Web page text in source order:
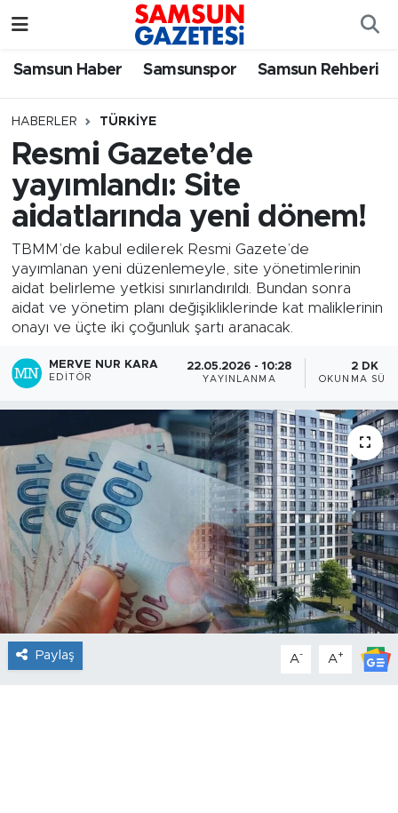
Samsun Haber Samsunspor Samsun Rehberi
HABERLER TÜRKIYE
Resmi Gazete’de
yayımlandı: Site
aidatlarında yeni dönem!
TBMM’de kabul edilerek Resmi Gazete’de
yayımlanan yeni düzenlemeyle, site yönetimlerinin
aidat belirleme yetkisi sınırlandırıldı. Bundan sonra
aidat ve yönetim planı değişikliklerinde kat maliklerinin
onayı ve üçte iki çoğunluk şartı aranacak.
MERVE NUR KARA
EDITÖR
22.05.2026 - 10:28
YAYINLANMA
2 DK
OKUNMA
Paylaş A- A+
Samsun Haber
Samsunspor
Samsun Rehberi
Resmi İlanlar
Samsun Nöbetçi Eczaneler
Samsun Hava Durumu
SAMSUN Namaz Vakitleri
Samsun Trafik Yoğunluk Haritası
Süper Lig Puan Durumu ve Fikstür
Tüm Manşetler
Son Dakika Haberleri
Haber Arşivi